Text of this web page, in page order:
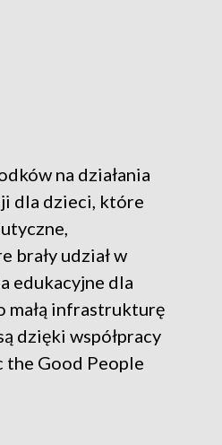
na działania
dla dzieci, które
brały udział w
edukacyjne dla
małą infrastrukturę
dzięki współpracy
the Good People